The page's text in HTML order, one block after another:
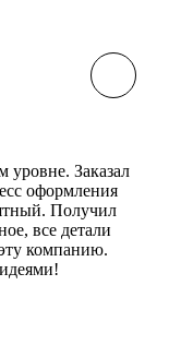
уровне. Заказал
оформления
Получил
все детали
компанию.